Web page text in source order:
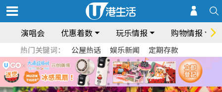
演唱会 优惠着数 玩乐情报 购物情报
热门关键词： 公屋热话 娱乐新闻 定期存款